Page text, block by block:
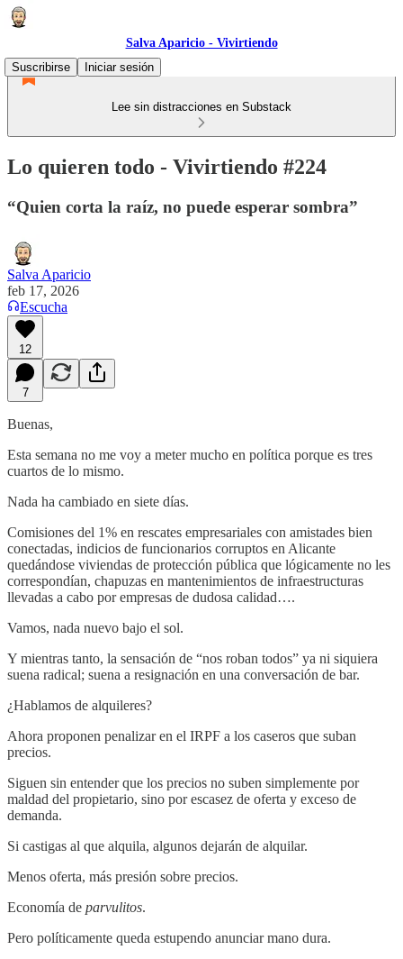
Salva Aparicio - Vivirtiendo
Suscribirse
Iniciar sesión
Lee sin distracciones en Substack
Lo quieren todo - Vivirtiendo #224
“Quien corta la raíz, no puede esperar sombra”
Salva Aparicio
feb 17, 2026
Escucha
12
7
Buenas,
Esta semana no me voy a meter mucho en política porque es tres
cuartos de lo mismo.
Nada ha cambiado en siete días.
Comisiones del 1% en rescates empresariales con amistades bien
conectadas, indicios de funcionarios corruptos en Alicante
quedándose viviendas de protección pública que lógicamente no les
correspondían, chapuzas en mantenimientos de infraestructuras
llevadas a cabo por empresas de dudosa calidad….
Vamos, nada nuevo bajo el sol.
Y mientras tanto, la sensación de “nos roban todos” ya ni siquiera
suena radical; suena a resignación en una conversación de bar.
¿Hablamos de alquileres?
Ahora proponen penalizar en el IRPF a los caseros que suban
precios.
Siguen sin entender que los precios no suben simplemente por
maldad del propietario, sino por escasez de oferta y exceso de
demanda.
Si castigas al que alquila, algunos dejarán de alquilar.
Menos oferta, más presión sobre precios.
Economía de parvulitos.
Pero políticamente queda estupendo anunciar mano dura.